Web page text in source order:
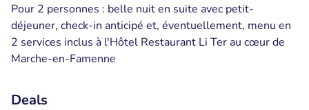
Pour 2 personnes : belle nuit en suite avec petit-
déjeuner, check-in anticipé et, éventuellement, menu en
2 services inclus à l'Hôtel Restaurant Li Ter au cœur de
Marche-en-Famenne
Deals